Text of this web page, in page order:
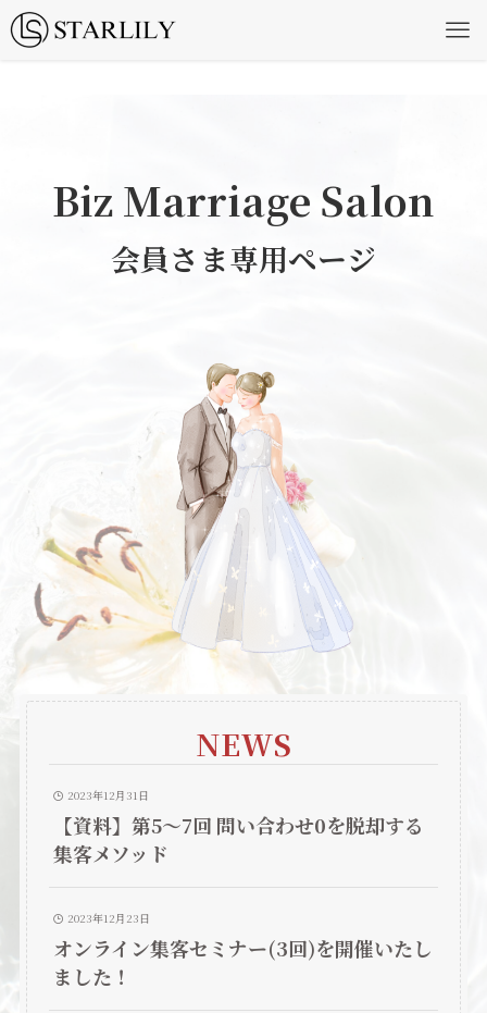
Biz Marriage Salon
会員さま専用ページ
NEWS
2023年12月31日
【資料】第5〜7回 問い合わせ0を脱却する
集客メソッド
2023年12月23日
オンライン集客セミナー(3回)を開催いたし
ました！